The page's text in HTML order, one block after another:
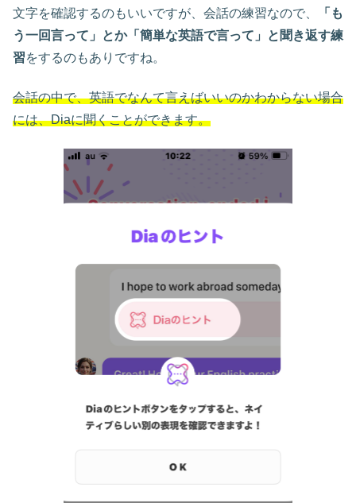
文字を確認するのもいいですが、会話の練習なので、
「も
う一回言って」とか「簡単な英語で言って」と聞き返す練
習をするのもありですね。
会話の中で、英語でなんて言えばいいのかわからない場合
には、Diaに聞くことができます。